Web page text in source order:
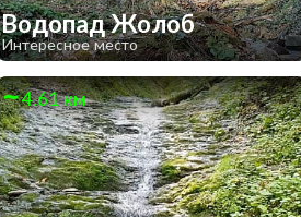
Водопад Жолоб
Интересное место
4.61 км